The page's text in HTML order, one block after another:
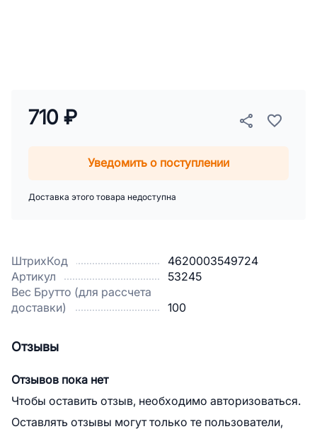
ШтрихКод
4620003549724
Артикул
53245
Вес Брутто (для рассчета
доставки)
100
710 ₽
Уведомить о поступлении
Доставка этого товара недоступна
Отзывы
Отзывов пока нет
Чтобы оставить отзыв, необходимо авторизоваться.
Оставлять отзывы могут только те пользователи,